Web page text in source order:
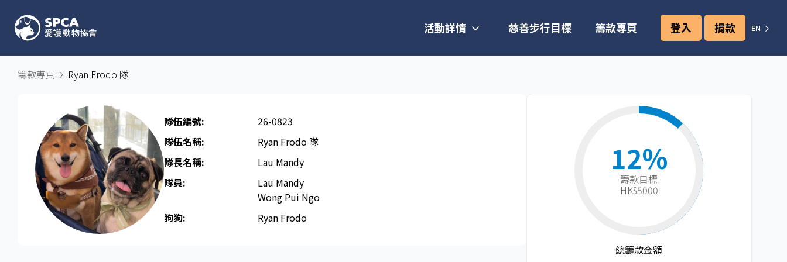
EN
活動詳情 慈善步行目標 籌款專頁 登入 捐款
籌款專頁 Ryan Frodo 隊
隊伍編號:
26-0823
隊伍名稱:
Ryan Frodo 隊
隊長名稱​:
Lau Mandy
隊員:
Lau Mandy
Wong Pui Ngo
狗狗:
Ryan Frodo
12%
籌款目標​
HK$5000
總籌款金額​